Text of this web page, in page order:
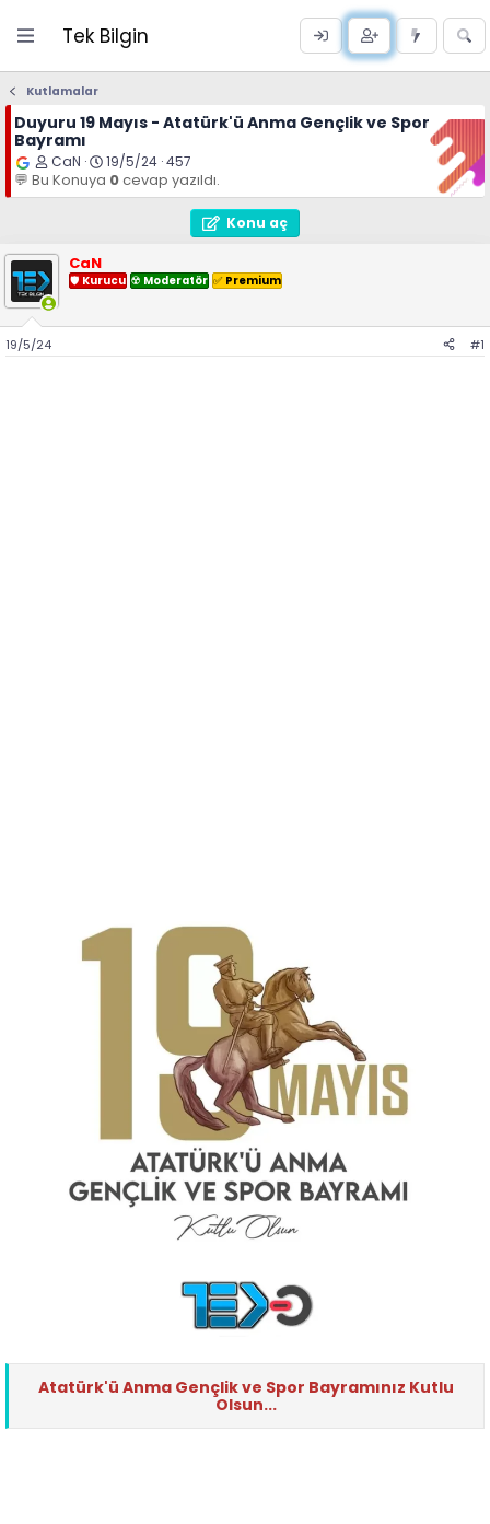
Tek Bilgin
Kutlamalar
Duyuru 19 Mayıs - Atatürk'ü Anma Gençlik ve Spor
Bayramı
K
o
n
B
a
l
a
t
a
n
CaN
B
a
ç
r
h
19/5/24 457
💬 Bu Konuya 0cevap yazıldı.
Konu aç
CaN
🛡 Kurucu ☢️ Moderatör ✅️ Premium
19/5/24 #1
Atatürk'ü Anma Gençlik ve Spor Bayramınız Kutlu
Olsun...